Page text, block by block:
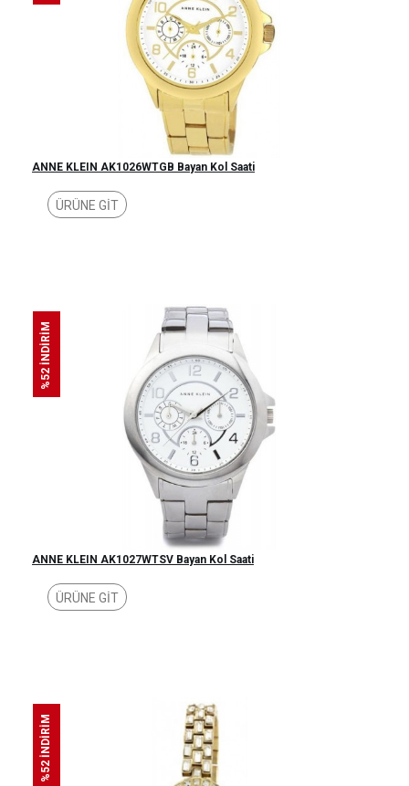
ANNE KLEIN AK1026WTGB Bayan Kol Saati
ÜRÜNE GİT
%52 İNDİRİM
ANNE KLEIN AK1027WTSV Bayan Kol Saati
ÜRÜNE GİT
%52 İNDİRİM